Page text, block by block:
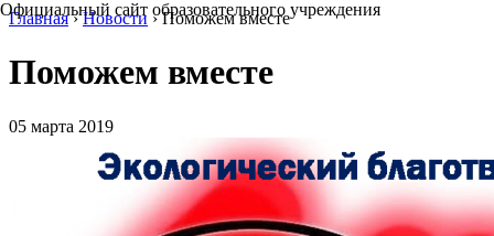
Официальный сайт образовательного учреждения
Главная › Новости › Поможем вместе
Поможем вместе
05 марта 2019